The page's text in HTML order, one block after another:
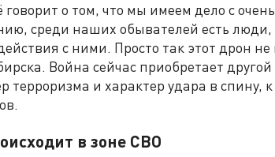
говорит о том, что мы имеем дело с
среди наших обывателей есть люди,
с ними. Просто так этот дрон
Война сейчас приобретает
терроризма и характер удара в спину,
в зоне СВО